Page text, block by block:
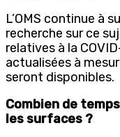
L’OMS continue à
recherche sur ce
relatives à la
actualisées à
seront disponibles.
Combien de
les surfaces ?